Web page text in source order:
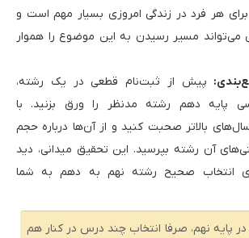
برای هر فرد در زندگی امروزی بسیار مهم است و
می‌تواند مسیر رسیدن به این موضوع را هموار
پیش از ثبت‌نام قطعی در یک رشته،
پایه دهم رشته مدنظر را ورق بزنید. با
بالاتر صحبت کنید و از آن‌ها درباره حجم
آن رشته بپرسید. این تحقیق میدانی، دید
انتخاب صحیح رشته نهم به دهم به شما
پایه نهم، صرفا انتخاب چند درس در کنار هم